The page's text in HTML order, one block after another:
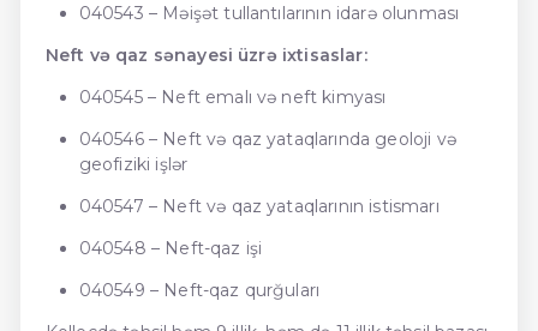
040543 – Məişət tullantılarının idarə olunması
Neft və qaz sənayesi üzrə ixtisaslar:
040545 – Neft emalı və neft kimyası
040546 – Neft və qaz yataqlarında geoloji və
geofiziki işlər
040547 – Neft və qaz yataqlarının istismarı
040548 – Neft-qaz işi
040549 – Neft-qaz qurğuları